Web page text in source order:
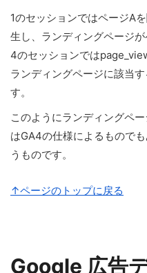
1のセッションではページA
生し、ランディングページ
4のセッションでは
ランディングページに該当
す。
このようにランディングペ
はGA4の仕様によるもので
うものです。
↑ページのトップに戻る
Google 広告